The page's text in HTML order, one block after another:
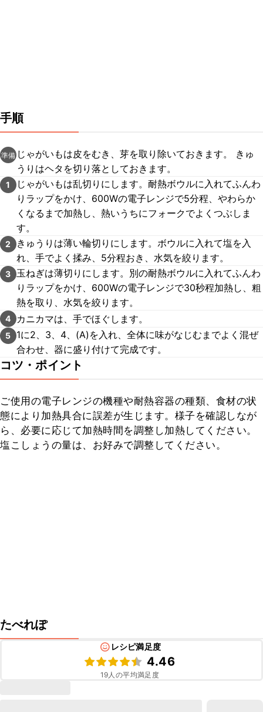
手順
準備 じゃがいもは皮をむき、芽を取り除いておきます。 きゅ
うりはヘタを切り落としておきます。
1
じゃがいもは乱切りにします。耐熱ボウルに入れてふんわ
りラップをかけ、600Wの電子レンジで5分程、やわらか
くなるまで加熱し、熱いうちにフォークでよくつぶしま
す。
2
きゅうりは薄い輪切りにします。ボウルに入れて塩を入
れ、手でよく揉み、5分程おき、水気を絞ります。
3
玉ねぎは薄切りにします。別の耐熱ボウルに入れてふんわ
りラップをかけ、600Wの電子レンジで30秒程加熱し、粗
熱を取り、水気を絞ります。
4 カニカマは、手でほぐします。
5
1に2、3、4、(A)を入れ、全体に味がなじむまでよく混ぜ
合わせ、器に盛り付けて完成です。
コツ・ポイント
ご使用の電子レンジの機種や耐熱容器の種類、食材の状
態により加熱具合に誤差が生じます。様子を確認しなが
ら、必要に応じて加熱時間を調整し加熱してください。
塩こしょうの量は、お好みで調整してください。
たべれぽ
レシピ満足度
4.46
19人の平均満足度